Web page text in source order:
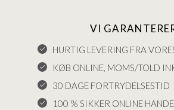
VI
HURTIG LEVERING FRA
KØB ONLINE, MOMS/TOLD
30 DAGE FORTRYDELSESTID
100 % SIKKER ONLINE